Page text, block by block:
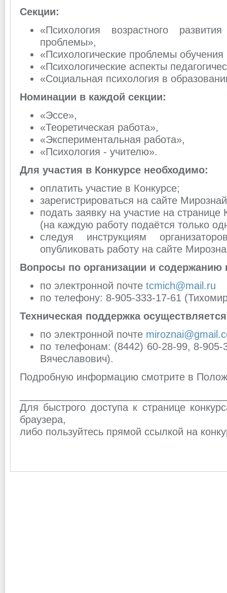
Секции:
«Психология возрастного
проблемы»,
«Психологические проблемы обучения
«Психологические аспекты
«Социальная психология в
Номинации в каждой секции:
«Эссе»,
«Теоретическая работа»,
«Экспериментальная работа»,
«Психология - учителю».
Для участия в Конкурсе необходимо:
оплатить участие в Конкурсе;
зарегистрироваться на сайте
подать заявку на участие на странице
(на каждую работу подаётся только
следуя инструкциям
опубликовать работу на сайте
Вопросы по организации и содержанию
по электронной почте tcmich@mail.ru
по телефону: 8-905-333-17-61
Техническая поддержка
по электронной почте
по телефонам: (8442) 60-28-99, 8-
Вячеславович).
Подробную информацию смотрите в
Для быстрого доступа к странице
браузера,
либо пользуйтесь прямой ссылкой на